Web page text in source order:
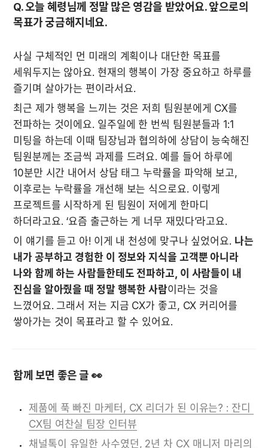
Q. 오늘 혜령님께 정말 많은 영감을 받았어요. 앞으로의
목표가 궁금해지네요.
사실 구체적인 먼 미래의 계획이나 대단한 목표를
세워두지는 않아요. 현재의 행복이 가장 중요하고 하루를
즐기며 살아가는 편이라서요.
최근 제가 행복을 느끼는 것은 저희 팀원분에게 CX를
전파하는 것이에요. 일주일에 한 번씩 팀원분들과 1:1
미팅을 하는데 이때 팀장님과 협의하에 상담이 능숙해진
팀원분께는 조금씩 과제를 드려요. 예를 들어 하루에
10분만 시간 내어서 상담 태그 누락률을 파악해 보고,
이후로는 누락률을 개선해 보는 식으로요. 이렇게
프로젝트를 시작하게 된 팀원이 저에게 한마디
하더라고요. ‘요즘 출근하는 게 너무 재밌다’라고요.
이 얘기를 듣고 아! 이게 내 천성에 맞구나 싶었어요. 나는
내가 공부하고 경험한 이 정보와 지식을 고객뿐 아니라
나와 함께 하는 사람들한테도 전파하고, 이 사람들이 내
진심을 알아줬을 때 정말 행복한 사람이라는 것을
느꼈어요. 그래서 저는 지금 CX가 좋고, CX 커리어를
쌓아가는 것이 목표라고 할 수 있어요.
함께 보면 좋은 글 👀
제품에 푹 빠진 마케터, CX 리더가 된 이유는? : 잔디
CX팀 여찬실 팀장 인터뷰
채널톡이 유일한 사수였던, 2년 차 CX 매니저 마리의